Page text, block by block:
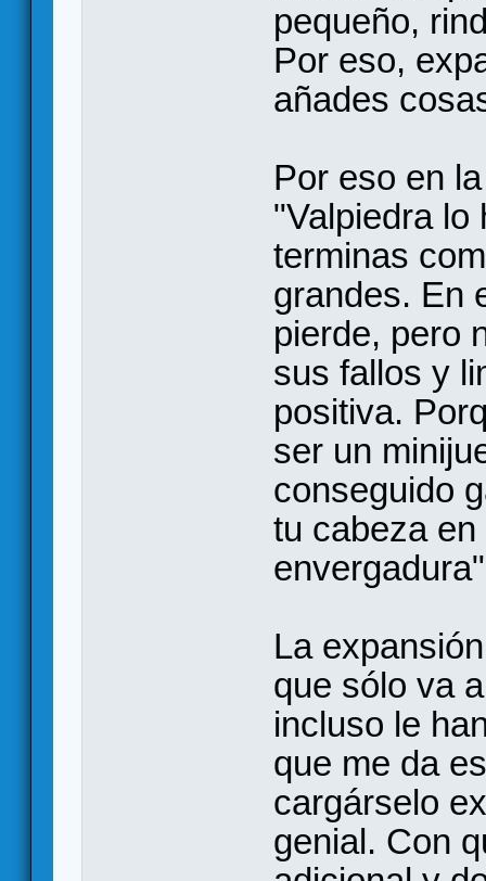
pequeño,
Por eso,
añades
Por eso en
"Valpiedra lo
terminas
grandes. En
pierde, pero
sus fallos y
positiva.
ser un
conseguido
tu cabeza
La
que sólo va
incluso le
que me da
cargárselo
genial. Con